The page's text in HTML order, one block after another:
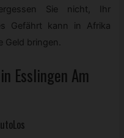
Sie nicht, Ihr
Gefährt kann in Afrika
Geld bringen.
Esslingen Am